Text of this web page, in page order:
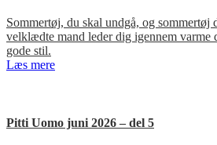
Sommertøj, du skal undgå, og sommertøj
velklædte mand leder dig igennem varme
gode stil.
Læs mere
Pitti Uomo juni 2026 – del 5